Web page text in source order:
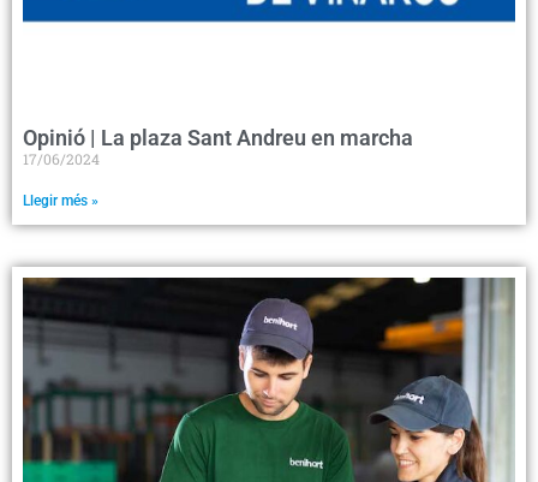
Opinió | La plaza Sant Andreu en marcha
17/06/2024
Llegir més »